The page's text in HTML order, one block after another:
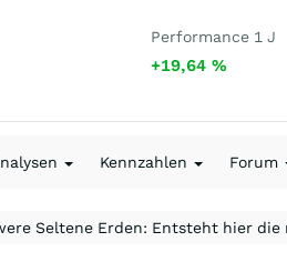
Performance 1 J
+19,64 %
Kennzahlen Forum
Seltene Erden: Entsteht hier